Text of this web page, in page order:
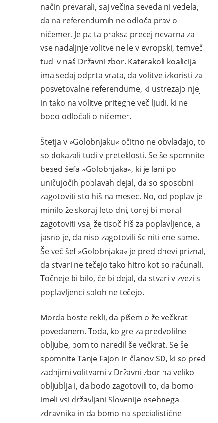
način prevarali, saj večina seveda ni vedela,
da na referendumih ne odloča prav o
ničemer. Je pa ta praksa precej nevarna za
vse nadaljnje volitve ne le v evropski, temveč
tudi v naš Državni zbor. Katerakoli koalicija
ima sedaj odprta vrata, da volitve izkoristi za
posvetovalne referendume, ki ustrezajo njej
in tako na volitve pritegne več ljudi, ki ne
bodo odločali o ničemer.
Štetja v »Golobnjaku« očitno ne obvladajo, to
so dokazali tudi v preteklosti. Se še spomnite
besed šefa »Golobnjaka«, ki je lani po
uničujočih poplavah dejal, da so sposobni
zagotoviti sto hiš na mesec. No, od poplav je
minilo že skoraj leto dni, torej bi morali
zagotoviti vsaj že tisoč hiš za poplavljence, a
jasno je, da niso zagotovili še niti ene same.
Še več šef »Golobnjaka« je pred dnevi priznal,
da stvari ne tečejo tako hitro kot so računali.
Točneje bi bilo, če bi dejal, da stvari v zvezi s
poplavljenci sploh ne tečejo.
Morda boste rekli, da pišem o že večkrat
povedanem. Toda, ko gre za predvolilne
obljube, bom to naredil še večkrat. Se še
spomnite Tanje Fajon in članov SD, ki so pred
zadnjimi volitvami v Državni zbor na veliko
obljubljali, da bodo zagotovili to, da bomo
imeli vsi državljani Slovenije osebnega
zdravnika in da bomo na specialistične